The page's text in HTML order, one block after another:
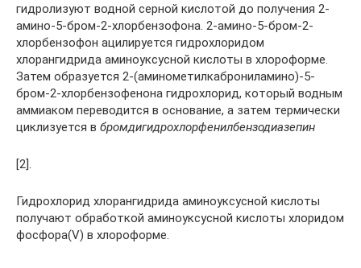
гидролизуют водной серной кислотой до получения 2-
амино-5-бром-2-хлорбензофона. 2-амино-5-бром-2-
хлорбензофон ацилируется гидрохлоридом
хлорангидрида аминоуксусной кислоты в хлороформе.
Затем образуется 2-(аминометилкаброниламино)-5-
бром-2-хлорбензофенона гидрохлорид, который водным
аммиаком переводится в основание, а затем термически
циклизуется в бромдигидрохлорфенилбензодиазепин
[2].
Гидрохлорид хлорангидрида аминоуксусной кислоты
получают обработкой аминоуксусной кислоты хлоридом
фосфора(V) в хлороформе.